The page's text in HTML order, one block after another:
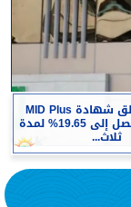
ميدبنك يطلق شهادة MID Plus
بعائد متغير يصل إلى 19.65% لمدة
ثلاث...